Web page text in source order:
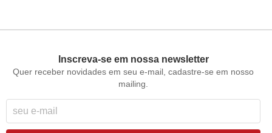
Inscreva-se em nossa newsletter
Quer receber novidades em seu e-mail, cadastre-se em nosso
mailing.